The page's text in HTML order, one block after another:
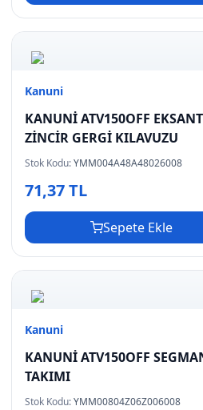
Kanuni
KANUNİ ATV150OFF
ZİNCİR GERGİ KILAVUZU
Stok Kodu:YMM004A48A48026008
71,37 TL
Sepete Ekle
Kanuni
KANUNİ ATV150OFF
TAKIMI
Stok Kodu:YMM00804Z06Z006008